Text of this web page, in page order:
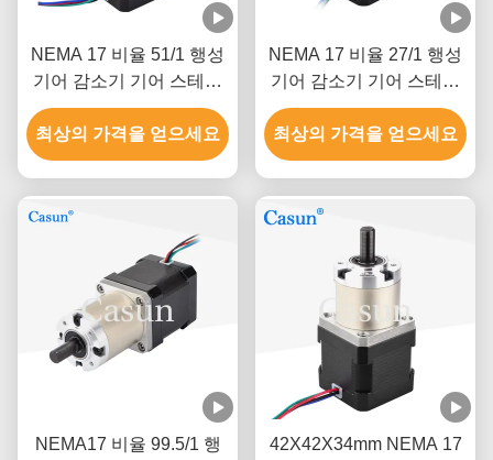
NEMA 17 비율 51/1 행성
기어 감소기 기어 스테퍼
모터 Cnc 기계 팔용 기어
박스
최상의 가격을 얻으세요
NEMA 17 비율 27/1 행성
기어 감소기 기어 스테퍼
모터와 기어 박스
최상의 가격을 얻으세요
NEMA17 비율 99.5/1 행
42X42X34mm NEMA 17